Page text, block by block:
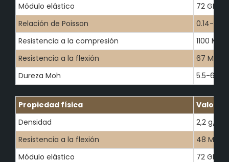
Módulo elástico
72 GPa
Relación de Poisson
0.14-0.17
Resistencia a la compresión
1100 MPa
Resistencia a la flexión
67 MPa
Dureza Moh
5.5-6.5
Propiedad física
Valor
Densidad
2,2 g/
Resistencia a la flexión
48 MPa
Módulo elástico
72 GPa